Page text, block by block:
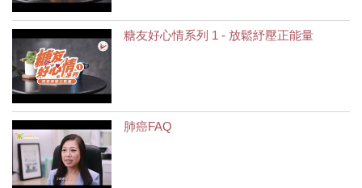
糖友好心情系列 1 - 放鬆紓壓正能量
肺癌FAQ